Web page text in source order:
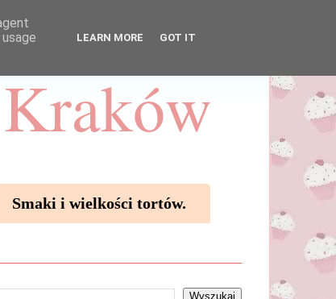
Smaki i wielkości tortów.
LEARN MORE GOT IT